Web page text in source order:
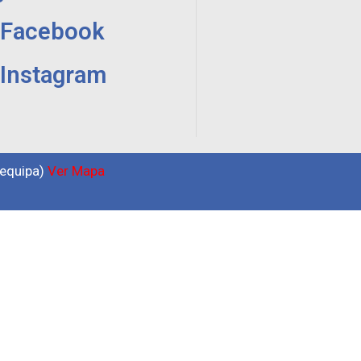
Facebook
Instagram
Ver Mapa